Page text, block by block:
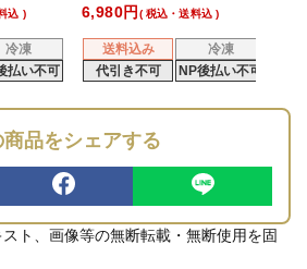
冷凍
払い不可
込
送料込み
冷凍
代引き不可
NP後払い不可
6,980 税込・送料込
商品をシェアする
ト、画像等の無断転載・無断使用を固